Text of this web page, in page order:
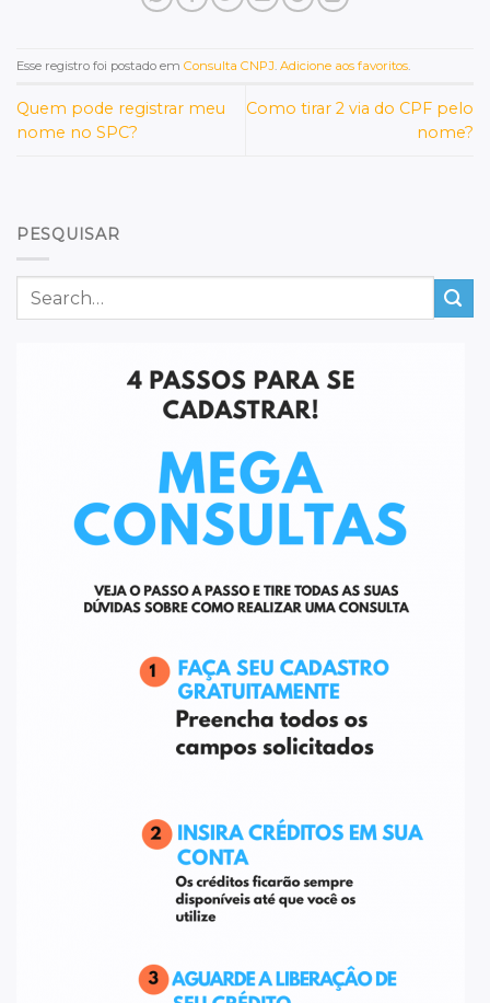
Esse registro foi postado em Consulta CNPJ Adicione aos favoritos
Quem pode registrar meu
nome no SPC?
Como tirar 2 via do CPF pelo
nome?
PESQUISAR